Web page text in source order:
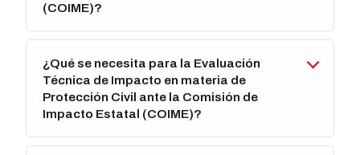
(COIME)?
¿Qué se necesita para la Evaluación
Técnica de Impacto en materia de
Protección Civil ante la Comisión de
Impacto Estatal (COIME)?